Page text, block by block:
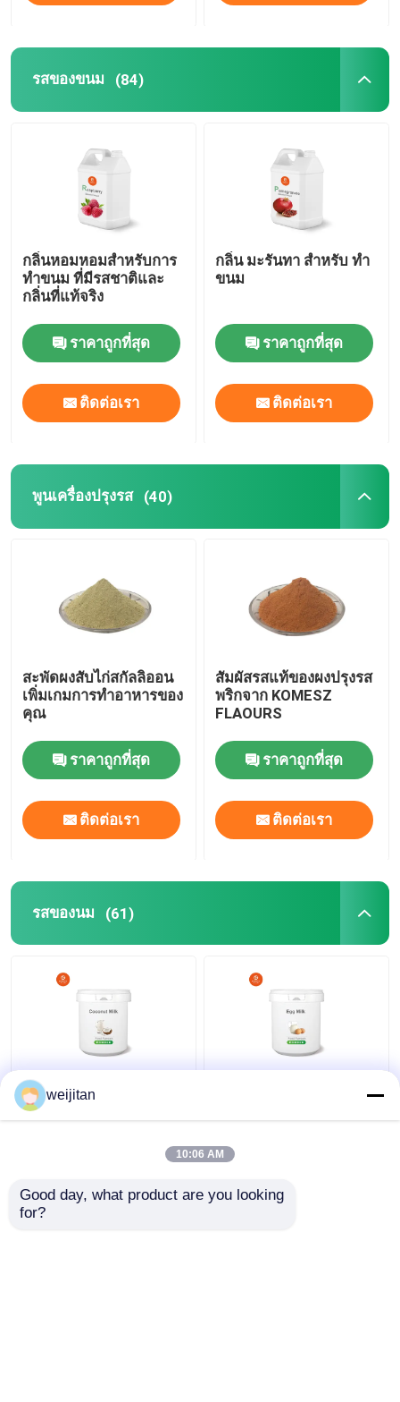
รสของขนม (84)
กลิ่นหอมหอมสําหรับการ
ทําขนม ที่มีรสชาติและ
กลิ่นที่แท้จริง
ราคาถูกที่สุด
ติดต่อเรา
กลิ่น มะรันทา สําหรับ ทํา
ขนม
ราคาถูกที่สุด
ติดต่อเรา
พูนเครื่องปรุงรส (40)
สะพัดผงสับไก่สกัลลิออน
เพิ่มเกมการทําอาหารของ
คุณ
ราคาถูกที่สุด
ติดต่อเรา
สัมผัสรสแท้ของผงปรุงรส
พริกจาก KOMESZ
FLAOURS
ราคาถูกที่สุด
ติดต่อเรา
รสของนม (61)
สารเสริมอาหาร นมโคกัส
รสชาติ น้ํา / น้ํามันละลาย
weijitan
10:06 AM
Good day, what product are you looking
for?